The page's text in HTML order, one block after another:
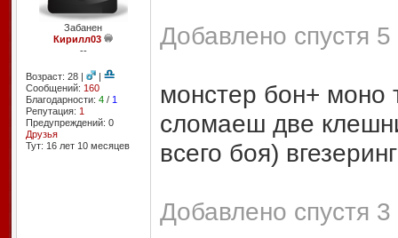
Забанен
Кирилл03
--
Возраст: 28 |
|
Сообщений: 160
Благодарности: 4/ 1
Репутация: 1
Предупреждений: 0
Друзья
Тут: 16 лет 10 месяцев
Добавлено спустя
монстер бон+ моно
сломаеш две
всего боя)
Добавлено спустя